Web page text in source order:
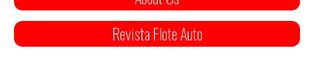
Revista Flote Auto